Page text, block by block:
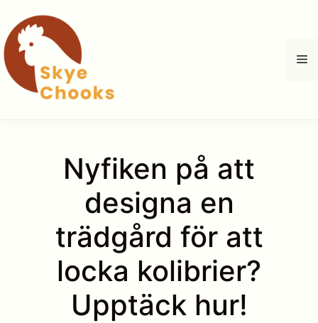
innehåll
Nyfiken på att
designa en
trädgård för att
locka kolibrier?
Upptäck hur!